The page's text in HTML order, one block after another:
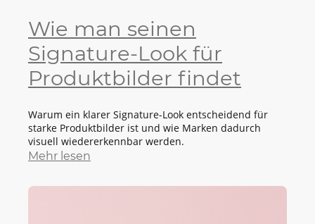
Wie man seinen
Signature-Look für
Produktbilder findet
Warum ein klarer Signature-Look entscheidend für
starke Produktbilder ist und wie Marken dadurch
visuell wiedererkennbar werden.
Mehr lesen